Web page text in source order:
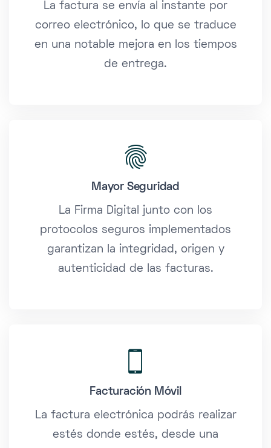
La factura se envía al instante por
correo electrónico, lo que se traduce
en una notable mejora en los tiempos
de entrega.
Mayor Seguridad
La Firma Digital junto con los
protocolos seguros implementados
garantizan la integridad, origen y
autenticidad de las facturas.
Facturación Móvil
La factura electrónica podrás realizar
estés donde estés, desde una